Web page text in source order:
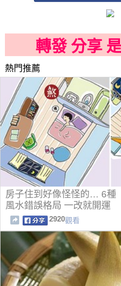
轉發 分享
熱門推薦
房子住到好像怪怪的… 6種
風水錯誤格局 一改就開運
2920觀看